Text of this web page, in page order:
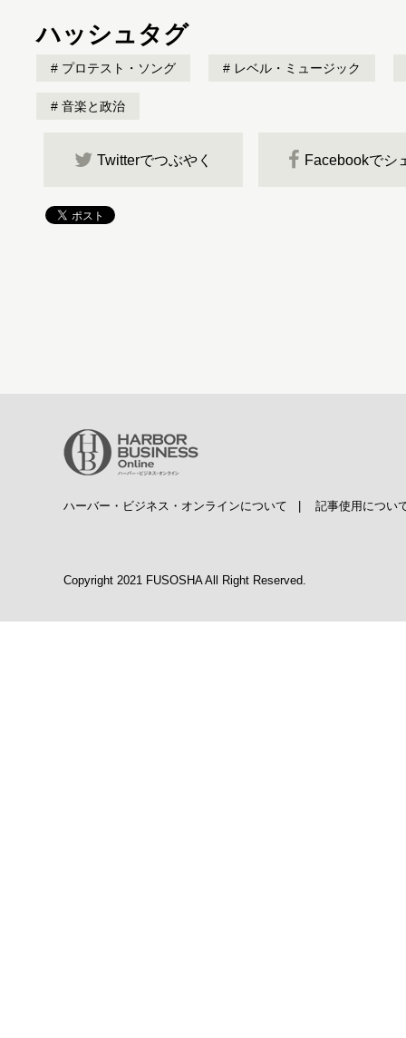
ハッシュタグ
プロテスト・ソング レベル・ミュージック
音楽と政治
Twitterでつぶやく Facebookでシ
ハーバー・ビジネス・オンラインについて 記事使用につい
Copyright 2021 FUSOSHA All Right Reserved.